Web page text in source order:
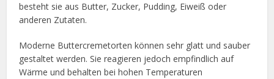
besteht sie aus Butter, Zucker, Pudding, Eiweiß oder
anderen Zutaten.
Moderne Buttercremetorten können sehr glatt und sauber
gestaltet werden. Sie reagieren jedoch empfindlich auf
Wärme und behalten bei hohen Temperaturen